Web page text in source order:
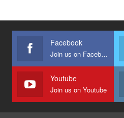
Facebook
Join us on Facebook
Youtube
Join us on Youtube